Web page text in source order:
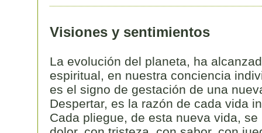
Visiones y sentimientos
La evolución del planeta, ha
espiritual, en nuestra conciencia
es el signo de gestación de una
Despertar, es la razón de cada vida
Cada pliegue, de esta nueva vida,